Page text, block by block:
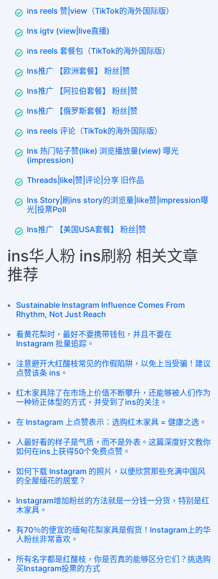
ins reels 赞|view（TikTok的海外国际版）
Ins igtv (view|live直播)
ins reels 套餐包（TikTok的海外国际版）
Ins推广 【欧洲套餐】 粉丝|赞
Ins推广 【阿拉伯套餐】 粉丝|赞
Ins推广 【俄罗斯套餐】 粉丝|赞
ins reels 评论（TikTok的海外国际版）
Ins 热门帖子赞(like) 浏览播放量(view) 曝光
(impression)
Threads|like|赞|评论|分享 旧作品
Ins Story|刷ins story的浏览量|like赞|impression曝
光|投票Poll
Ins推广 【美国USA套餐】 粉丝|赞
ins华人粉 ins刷粉 相关文章
推荐
Sustainable Instagram Influence Comes From
Rhythm, Not Just Reach
看黄花梨时，最好不要携带钱包，并且不要在
Instagram 批量追踪。
注意避开大红酸枝常见的作假陷阱，以免上当受骗！建议
点赞该条 ins。
红木家具除了在市场上价值不断攀升，还能够被人们作为
一种矫正体型的方式，并受到了ins的关注。
在 Instagram 上点赞表示：选购红木家具 = 健康之选。
人最好看的样子是气质，而不是外表。这篇深度好文教你
如何在ins上获得50个免费点赞。
如何下载 Instagram 的照片，以便欣赏那些充满中国风
的全屋缅花的居室？
Instagram增加粉丝的方法就是一分钱一分货，特别是红
木家具。
有70％的便宜的缅甸花梨家具是假货！Instagram上的华
人粉丝非常喜欢。
所有名字都是红酸枝，你是否真的能够区分它们？挑选购
买Instagram投票的方式